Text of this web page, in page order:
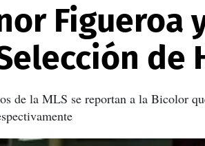
Figueroa
de
de la MLS se reportan a la Bicolor